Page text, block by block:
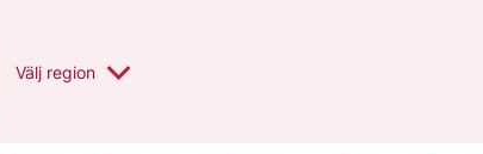
Du har valt region
Välj en annan
region